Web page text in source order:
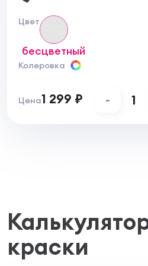
воздуха 60%). Фиксация
течение 15 суток.
Меры предосторожности.
необходимо сразу же
количеством воды. При
воды.
Цвет
бесцветный
Колеровка
Цена1 299 ₽ - 1
краски